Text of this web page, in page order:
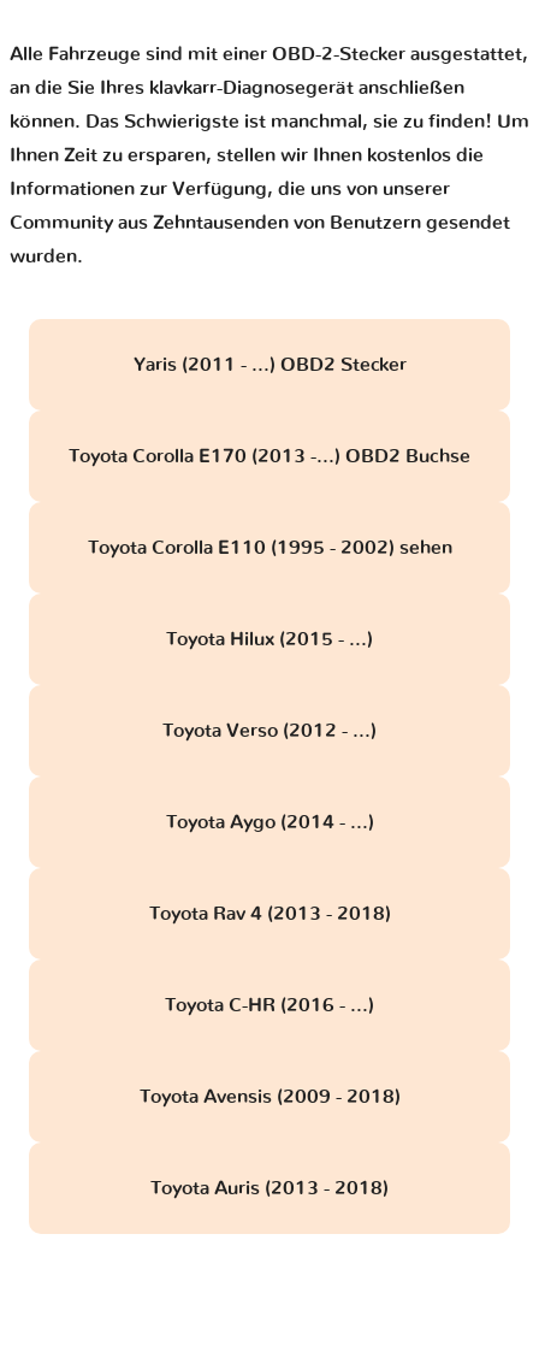
Alle Fahrzeuge sind mit einer OBD-2-Stecker ausgestattet,
an die Sie Ihres klavkarr-Diagnosegerät anschließen
können. Das Schwierigste ist manchmal, sie zu finden! Um
Ihnen Zeit zu ersparen, stellen wir Ihnen kostenlos die
Informationen zur Verfügung, die uns von unserer
Community aus Zehntausenden von Benutzern gesendet
wurden.
Yaris (2011 - ...) OBD2 Stecker
Toyota Corolla E170 (2013 -...) OBD2 Buchse
Toyota Corolla E110 (1995 - 2002) sehen
Toyota Hilux (2015 - ...)
Toyota Verso (2012 - ...)
Toyota Aygo (2014 - ...)
Toyota Rav 4 (2013 - 2018)
Toyota C-HR (2016 - ...)
Toyota Avensis (2009 - 2018)
Toyota Auris (2013 - 2018)